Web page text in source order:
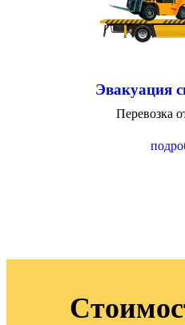
Эвакуация
Перевозка